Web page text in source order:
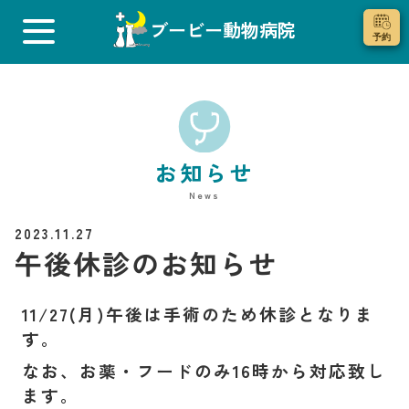
ブービー動物病院
お知らせ
News
2023.11.27
午後休診のお知らせ
11/27(月)午後は手術のため休診となりま
す。
なお、お薬・フードのみ16時から対応致し
ます。